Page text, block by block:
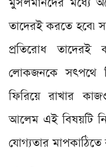
তাদেরই করতে হবে৷
প্রতিরোধ
লোকজনকে সৎপথে
ফিরিয়ে রাখার
আলেম এই বিষয়টি
যোগ্যতার